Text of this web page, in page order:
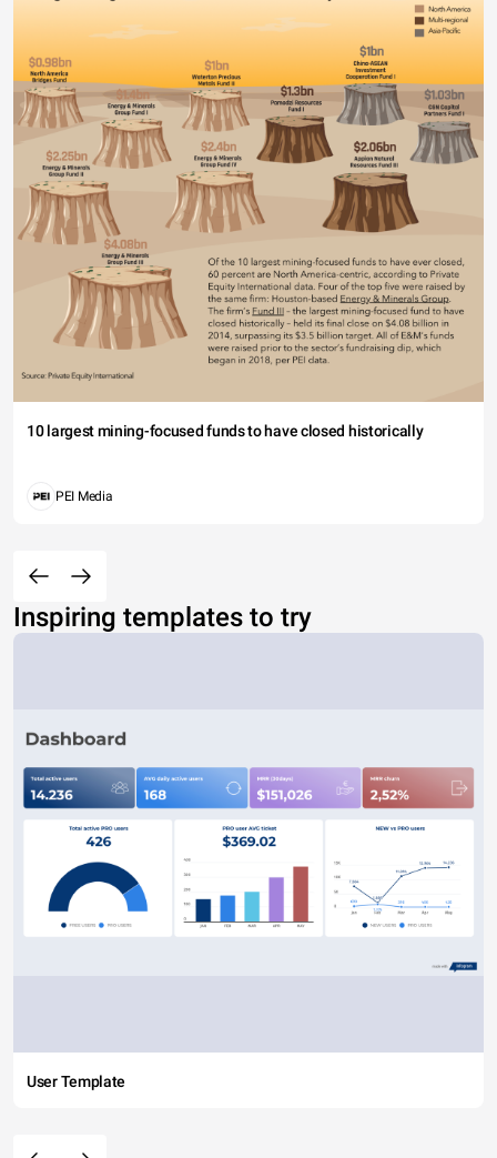
10 largest mining-focused funds to have closed historically
PEI Media
Inspiring templates to try
User Template